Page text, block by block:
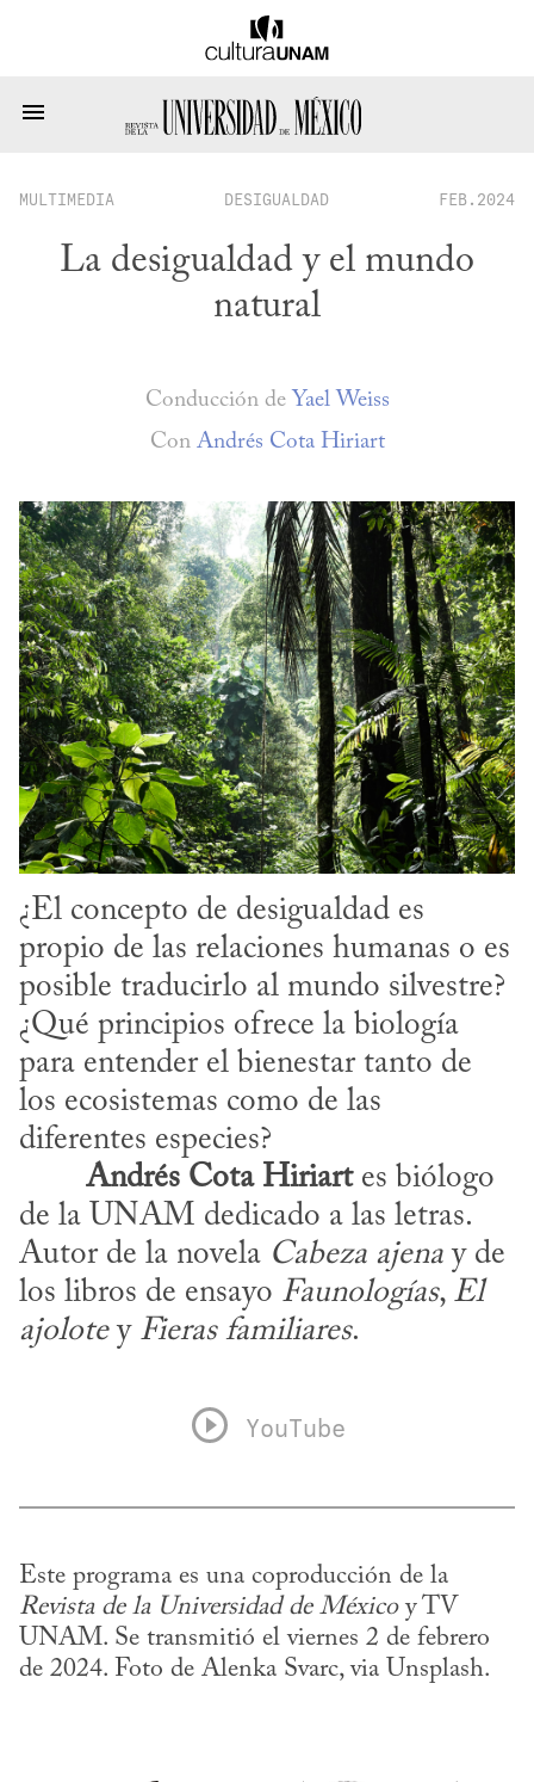
MULTIMEDIA DESIGUALDAD FEB.2024
La desigualdad y el mundo
natural
Conducción de Yael Weiss
Con Andrés Cota Hiriart
¿El concepto de desigualdad es
propio de las relaciones humanas o es
posible traducirlo al mundo silvestre?
¿Qué principios ofrece la biología
para entender el bienestar tanto de
los ecosistemas como de las
diferentes especies?
Andrés Cota Hiriart es biólogo
de la UNAM dedicado a las letras.
Autor de la novela Cabeza ajena y de
los libros de ensayo Faunologías, El
ajolote y Fieras familiares.
YouTube
Revista de la Universidad de México y TV
UNAM. Se transmitió el viernes 2 de febrero
de 2024. Foto de Alenka Svarc, via Unsplash.